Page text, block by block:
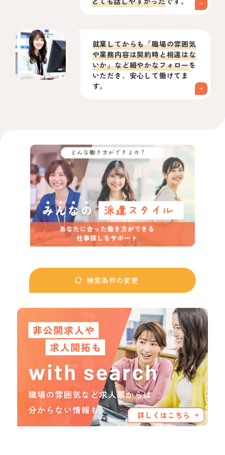
就業してからも「職場の雰囲気
や業務内容は契約時と相違はな
いか」など細やかなフォローを
いただき、安心して働けてま
す。
検索条件の変更